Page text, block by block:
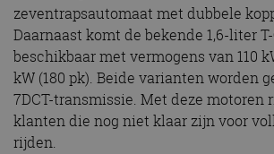
zeventrapsautomaat met dubbele
Daarnaast komt de bekende 1,6-liter
beschikbaar met vermogens van 110
kW (180 pk). Beide varianten worden
7DCT-transmissie. Met deze motoren
klanten die nog niet klaar zijn voor
rijden.